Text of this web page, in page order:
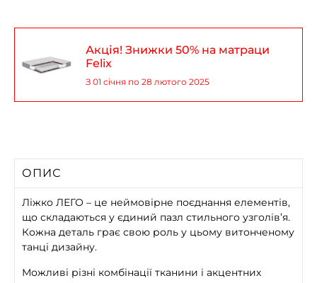
Акція! Знижки 50% на матраци
Felix
З 01 січня по 28 лютого 2025
ОПИС
Ліжко ЛЕГО – це неймовірне поєднання елементів,
що складаються у єдиний пазл стильного узголів’я.
Кожна деталь грає свою роль у цьому витонченому
танці дизайну.
Можливі різні комбінації тканини і акцентних